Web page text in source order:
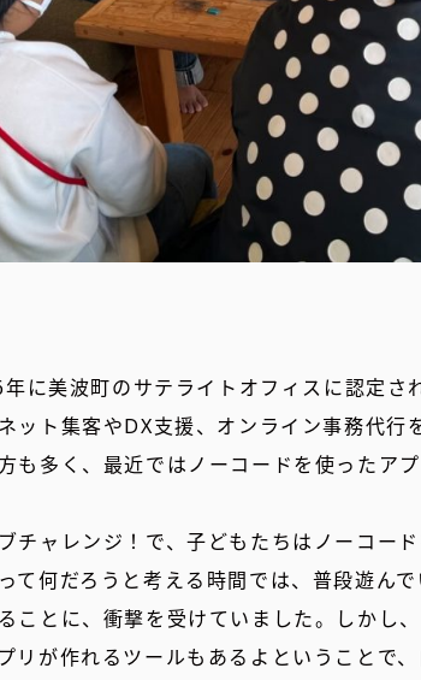
に美波町のサテライトオフィスに認定さ
ット集客やDX支援、オンライン事務代行
も多く、最近ではノーコードを使ったア
チャレンジ！で、子どもたちはノーコー
て何だろうと考える時間では、普段遊ん
ことに、衝撃を受けていました。しかし
リが作れるツールもあるよということで